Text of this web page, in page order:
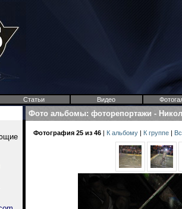
Статьи Видео
Фото альбомы: фоторепортажи -
Фотография 25 из 46 | К альбому | К группе |